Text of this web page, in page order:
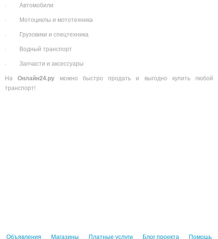
· Автомобили
· Мотоциклы и мототехника
· Грузовики и спецтехника
· Водный транспорт
· Запчасти и аксессуары
НаОнлайн24.ру можно быстро продать и выгодно купить любой
транспорт!
Объявления Магазины Платные услуги Блог проекта Помощь